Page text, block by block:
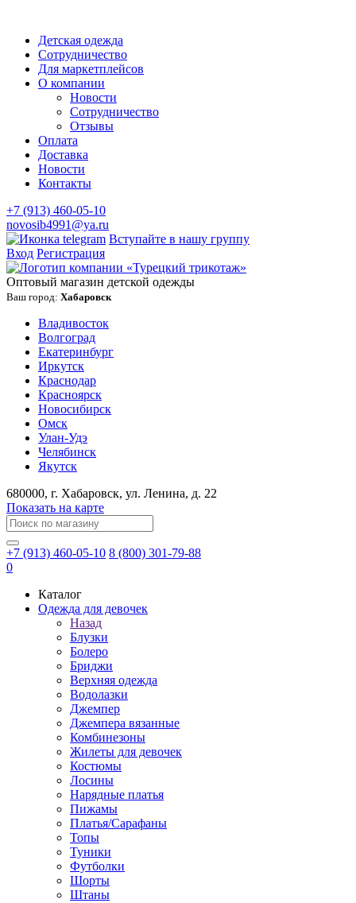
Детская одежда
Сотрудничество
Для маркетплейсов
О компании
Новости
Сотрудничество
Отзывы
Оплата
Доставка
Новости
Контакты
+7 (913) 460-05-10
novosib4991@ya.ru
Вступайте в нашу группу
Вход Регистрация
Оптовый магазин детской одежды
Ваш город: Хабаровск
Владивосток
Волгоград
Екатеринбург
Иркутск
Краснодар
Красноярск
Новосибирск
Омск
Улан-Удэ
Челябинск
Якутск
680000, г. Хабаровск, ул. Ленина, д. 22
Показать на карте
+7 (913) 460-05-10 8 (800) 301-79-88
0
Каталог
Одежда для девочек
Назад
Блузки
Болеро
Бриджи
Верхняя одежда
Водолазки
Джемпер
Джемпера вязанные
Комбинезоны
Жилеты для девочек
Костюмы
Лосины
Нарядные платья
Пижамы
Платья/Сарафаны
Топы
Туники
Футболки
Шорты
Штаны